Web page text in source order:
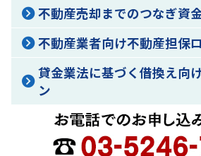
不動産売却までのつなぎ資
不動産業者向け不動産担保
貸金業法に基づく借換え向
ン